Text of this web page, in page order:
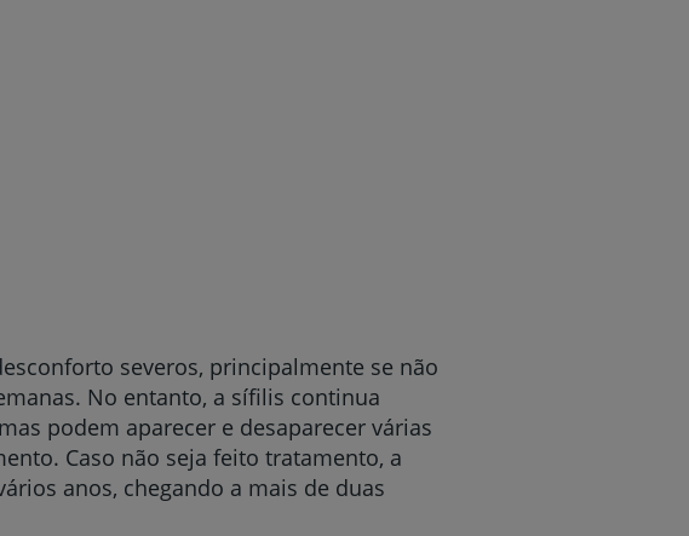
severos, principalmente se não
No entanto, a sífilis continua
podem aparecer e desaparecer várias
Caso não seja feito tratamento, a
anos, chegando a mais de duas